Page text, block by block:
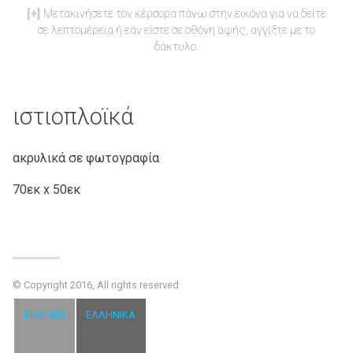
Μετακινήσετε τον κέρσορα πάνω στην εικόνα για να δείτε
σε λεπτομέρεια ή εάν είστε σε οθόνη αφής, αγγίξτε με το
δάκτυλο.
ιστιοπλοϊκά
ακρυλικά σε φωτογραφία
70εκ x 50εκ
© Copyright 2016, All rights reserved
ENGLISH ΕΛΛΗΝΙΚΆ